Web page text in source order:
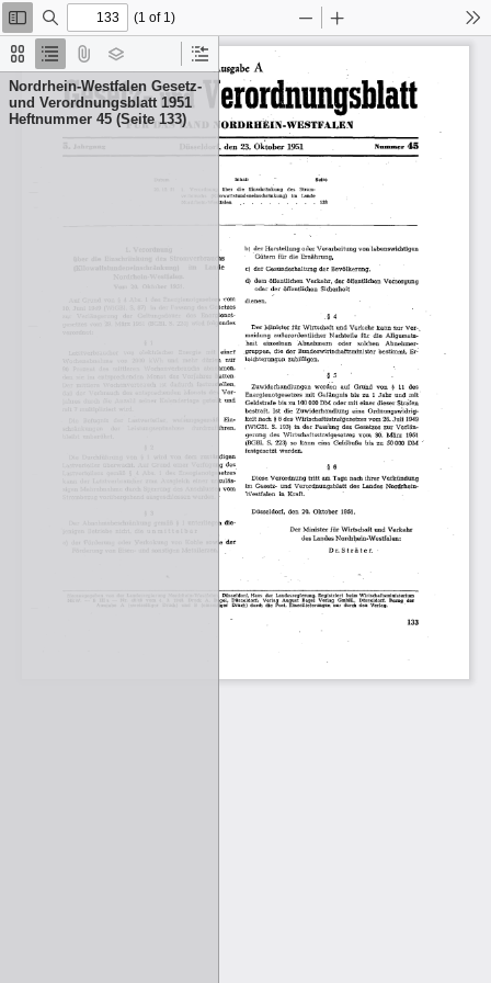
Thumbnails
Document
Outline
Attachments
Layers
Current
Outline
Item
Nordrhein-Westfalen Gesetz-
und Verordnungsblatt 1951
Heftnummer 45 (Seite 133)
Toggle
Sidebar
Find
(1 of 1)
Zoom
Out
In